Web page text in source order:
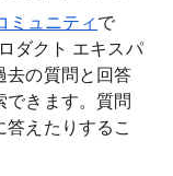
ミュニティ で
ダクト エキスパ
去の質問と回答
できます。質問
答えたりするこ